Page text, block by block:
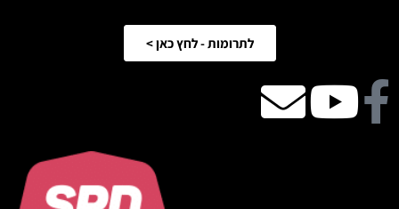
לתרומות - לחץ כאן >
Facebook
Youtube
email